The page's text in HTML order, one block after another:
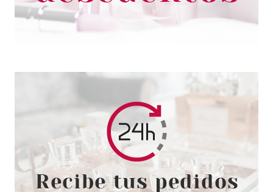
CATRICE
CATRICE THE PERFECTOR
PORELESS BLUR PREBASE 30